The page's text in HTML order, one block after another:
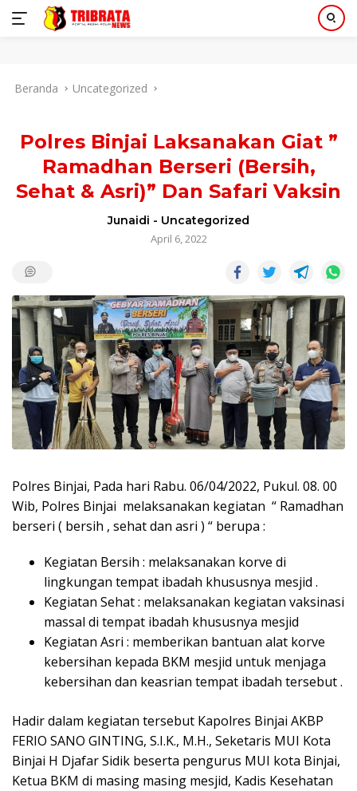
Beranda Uncategorized
Polres Binjai Laksanakan Giat ”
Ramadhan Berseri (Bersih,
Sehat & Asri)” Dan Safari Vaksin
Junaidi - Uncategorized
April 6, 2022
Polres Binjai, Pada hari Rabu. 06/04/2022, Pukul. 08. 00
Wib, Polres Binjai melaksanakan kegiatan “ Ramadhan
berseri ( bersih , sehat dan asri ) “ berupa :
Kegiatan Bersih : melaksanakan korve di
lingkungan tempat ibadah khususnya mesjid .
Kegiatan Sehat : melaksanakan kegiatan vaksinasi
massal di tempat ibadah khususnya mesjid
Kegiatan Asri : memberikan bantuan alat korve
kebersihan kepada BKM mesjid untuk menjaga
kebersihan dan keasrian tempat ibadah tersebut .
Hadir dalam kegiatan tersebut Kapolres Binjai AKBP
FERIO SANO GINTING, S.I.K., M.H., Seketaris MUI Kota
Binjai H Djafar Sidik beserta pengurus MUI kota Binjai,
Ketua BKM di masing masing mesjid, Kadis Kesehatan